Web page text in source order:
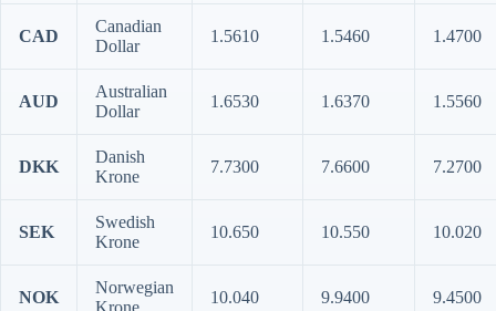
CAD
Canadian
Dollar
1.5610 1.5460 1.4700
AUD
Australian
Dollar
1.6530 1.6370 1.5560
DKK
Danish
Krone
7.7300 7.6600 7.2700
SEK
Swedish
Krone
10.650 10.550 10.020
NOK
Norwegian
Krone
10.040 9.9400 9.4500